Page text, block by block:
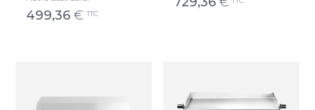
499,36 € TTC